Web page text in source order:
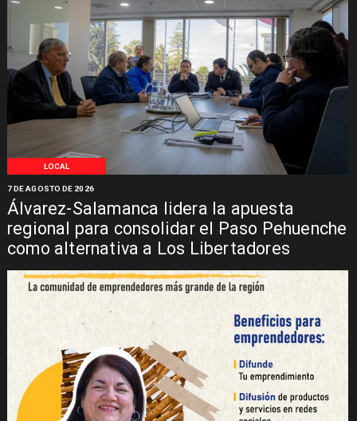
LOCAL
Álvarez-Salamanca lidera la apuesta
regional para consolidar el Paso Pehuenche
como alternativa a Los Libertadores
7 DE AGOSTO DE 2026